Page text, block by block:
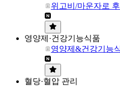
위고비/마운자로
영양제·건강기능식품
영양제&건강기능
혈당·혈압 관리